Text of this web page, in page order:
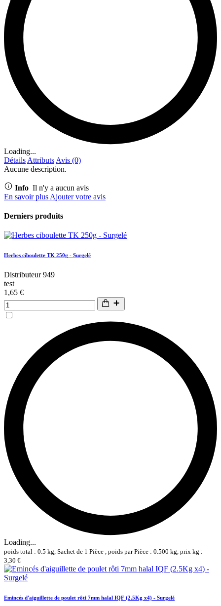
Loading...
Détails Attributs Avis (0)
Aucune description.
Info Il n'y a aucun avis
En savoir plus Ajouter votre avis
Derniers produits
Herbes ciboulette TK 250g - Surgelé
Distributeur 949
test
1,65 €
Loading...
poids total : 0.5 kg, Sachet de 1 Pièce , poids par Pièce : 0.500 kg, prix kg :
3,30 €
Emincés d'aiguillette de poulet rôti 7mm halal IQF (2.5Kg x4) - Surgelé